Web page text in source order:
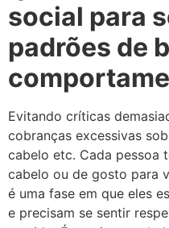
social para
padrões de
Evitando críticas
cobranças excessivas
cabelo etc. Cada pessoa
cabelo ou de gosto para
é uma fase em que eles
e precisam se sentir